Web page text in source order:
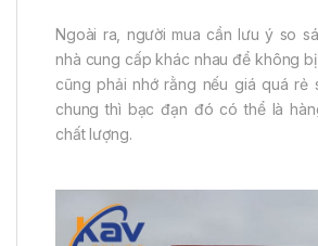
Ngoài ra, người mua cần lưu ý so
nhà cung cấp khác nhau để không bị
cũng phải nhớ rằng nếu giá quá rẻ
chung thì bạc đạn đó có thể là
chất lượng.